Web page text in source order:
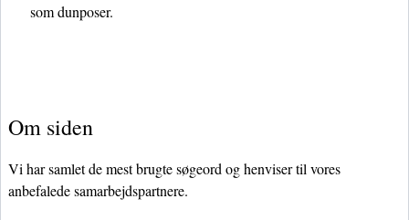
som dunposer.
Om siden
Vi har samlet de mest brugte søgeord og henviser til vores
anbefalede samarbejdspartnere.